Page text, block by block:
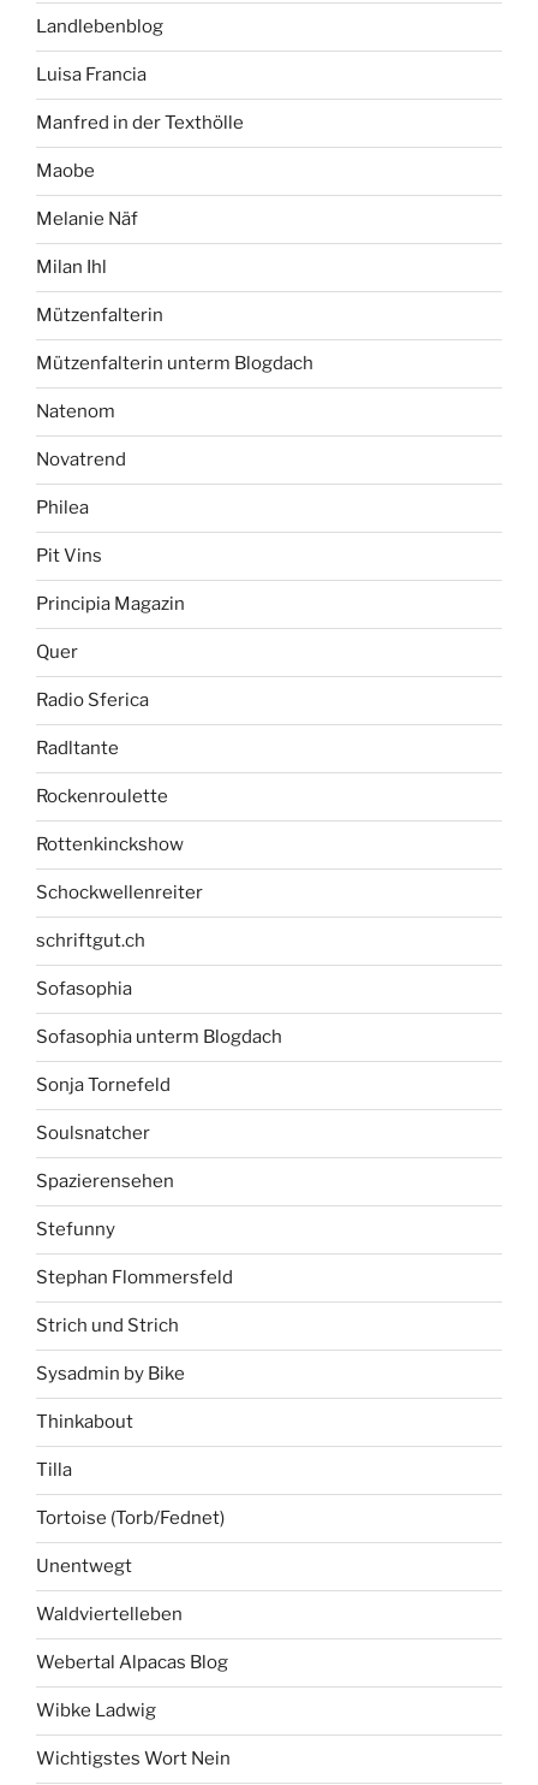
Landlebenblog
Luisa Francia
Manfred in der Texthölle
Maobe
Melanie Näf
Milan Ihl
Mützenfalterin
Mützenfalterin unterm Blogdach
Natenom
Novatrend
Philea
Pit Vins
Principia Magazin
Quer
Radio Sferica
Radltante
Rockenroulette
Rottenkinckshow
Schockwellenreiter
schriftgut.ch
Sofasophia
Sofasophia unterm Blogdach
Sonja Tornefeld
Soulsnatcher
Spazierensehen
Stefunny
Stephan Flommersfeld
Strich und Strich
Sysadmin by Bike
Thinkabout
Tilla
Tortoise (Torb/Fednet)
Unentwegt
Waldviertelleben
Webertal Alpacas Blog
Wibke Ladwig
Wichtigstes Wort Nein